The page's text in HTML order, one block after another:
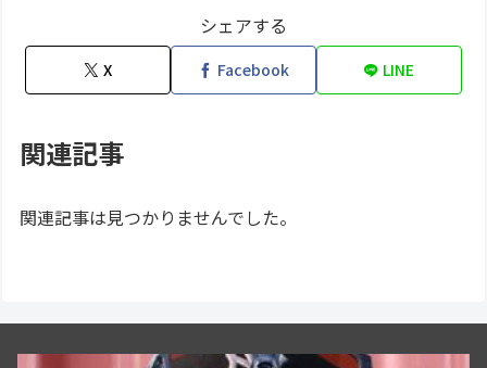
シェアする
X Facebook LINE
関連記事
関連記事は見つかりませんでした。